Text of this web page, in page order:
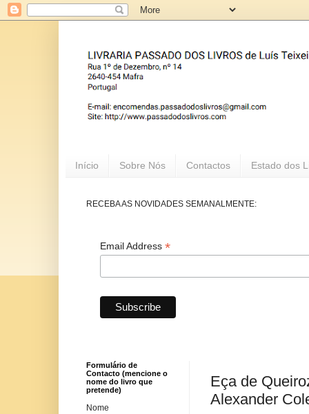
Início Sobre Nós Contactos Estado dos
RECEBA AS NOVIDADES SEMANALMENTE:
Email Address *
Eça de
Alexander
Formulário de
Contacto (mencione o
nome do livro que
pretende)
Nome